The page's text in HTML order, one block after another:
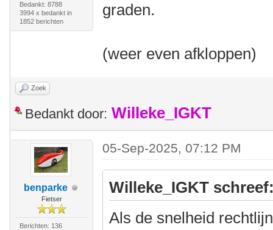
Bedankt: 8788
3994 x bedankt in
1852 berichten
graden.
(weer even afkloppen)
Zoek
Bedankt door: Willeke_IGKT
benparke
Fietser
Berichten: 136
05-Sep-2025, 07:12 PM
Willeke_IGKT
Als de snelheid